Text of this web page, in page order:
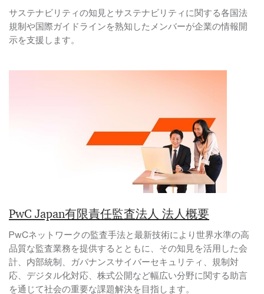
サステナビリティの知見とサステナビリティに関する各国法
規制や国際ガイドラインを熟知したメンバーが企業の情報開
示を支援します。
PwC Japan有限責任監査法人 法人概要
PwCネットワークの監査手法と最新技術により世界水準の高
品質な監査業務を提供するとともに、その知見を活用した会
計、内部統制、ガバナンスサイバーセキュリティ、規制対
応、デジタル化対応、株式公開など幅広い分野に関する助言
を通じて社会の重要な課題解決を目指します。